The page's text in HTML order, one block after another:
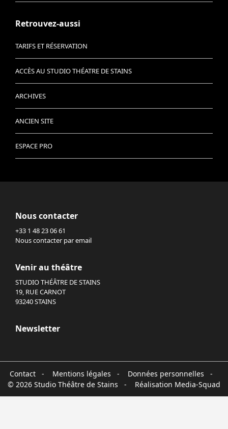
Retrouvez-aussi
TARIFS ET RÉSERVATION
ACCÈS AU STUDIO THÉATRE DE STAINS
ARCHIVES
ANCIEN SITE
ESPACE PRO
Nous contacter
+33 1 48 23 06 61
Nous contacter par email
Venir au théâtre
STUDIO THÉÂTRE DE STAINS
19, RUE CARNOT
93240 STAINS
Newsletter
Contact- Mentions légales - Données personnelles -
© 2026 Studio Théâtre de Stains - Réalisation Media-Squad